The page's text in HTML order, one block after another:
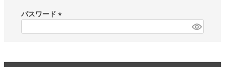
須
)
パスワード